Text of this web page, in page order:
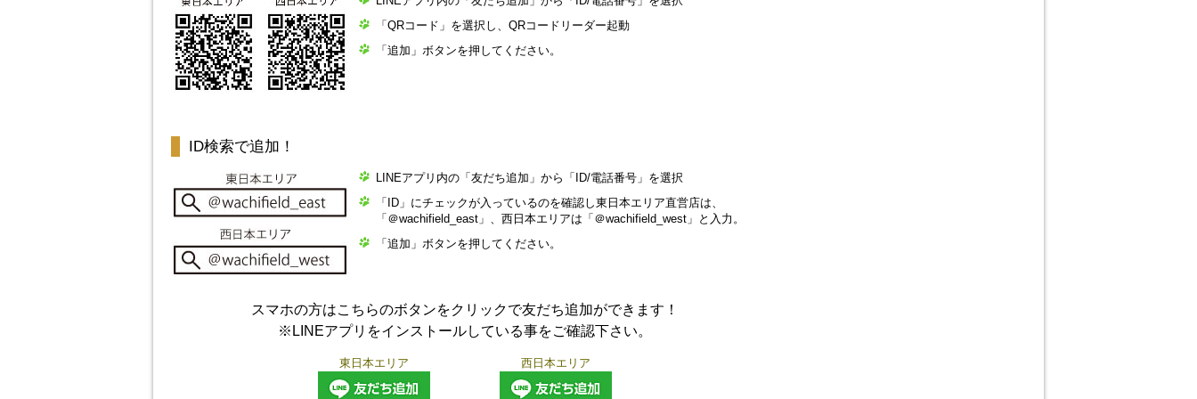
「QRコード」を選択し、QRコードリーダー起動
「追加」ボタンを押してください。
ID検索で追加！
LINEアプリ内の「友だち追加」から「ID/電話番号」を選択
「ID」にチェックが入っているのを確認し東日本エリア直営店は、
「＠wachifield_east」、西日本エリアは「＠wachifield_west」と入力。
「追加」ボタンを押してください。
スマホの方はこちらのボタンをクリックで友だち追加ができます！
※LINEアプリをインストールしている事をご確認下さい。
東日本エリア 西日本エリア